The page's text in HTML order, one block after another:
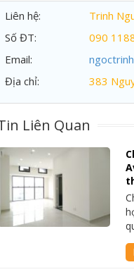
Liên hệ:
Trinh
Số ĐT:
090
Email:
Địa chỉ:
383
Liên Quan